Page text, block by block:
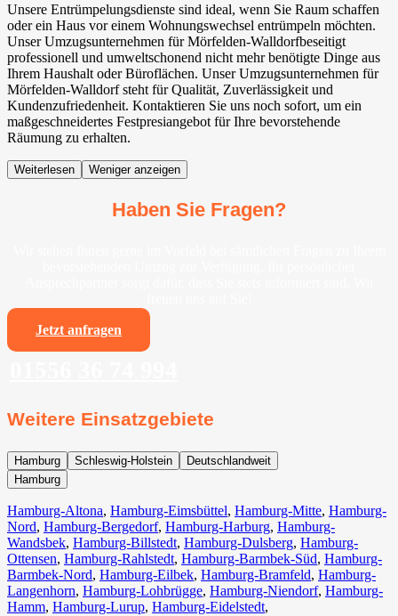
Unsere Entrümpelungsdienste sind ideal, wenn Sie Raum schaffen
oder ein Haus vor einem Wohnungswechsel entrümpeln möchten.
Unser Umzugsunternehmen für Mörfelden-Walldorf⁠beseitigt
professionell und umweltschonend nicht mehr benötigte Dinge aus
Ihrem Haushalt oder Büroflächen. Unser Umzugsunternehmen für
Mörfelden-Walldorf⁠ steht für Qualität, Zuverlässigkeit und
Kundenzufriedenheit. Kontaktieren Sie uns noch sofort, um ein
maßgeschneidertes Festpresiangebot für Ihre bevorstehende
Räumung zu erhalten.
Weiterlesen Weniger anzeigen
Haben Sie Fragen?
Jetzt anfragen
Weitere Einsatzgebiete
Hamburg Schleswig-Holstein
Deutschlandweit
Hamburg
Hamburg-Altona, Hamburg-Eimsbüttel, Hamburg-Mitte, Hamburg-
Nord, Hamburg-Bergedorf, Hamburg-Harburg, Hamburg-
Wandsbek, Hamburg-Billstedt, Hamburg-Dulsberg, Hamburg-
Ottensen, Hamburg-Rahlstedt, Hamburg-Barmbek-Süd, Hamburg-
Barmbek-Nord, Hamburg-Eilbek, Hamburg-Bramfeld, Hamburg-
Langenhorn, Hamburg-Lohbrügge, Hamburg-Niendorf, Hamburg-
Hamm, Hamburg-Lurup, Hamburg-Eidelstedt,